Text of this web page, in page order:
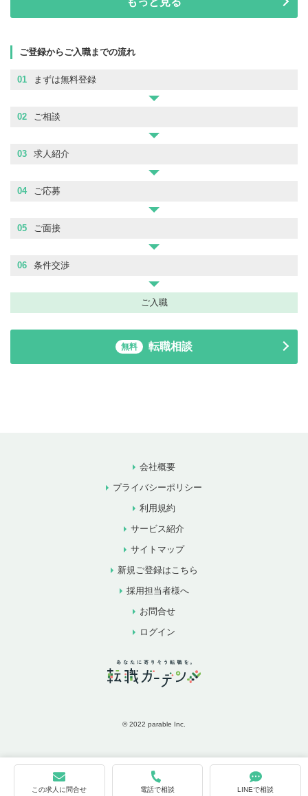
ご登録からご入職までの流れ
01 まずは無料登録
02 ご相談
03 求人紹介
04 ご応募
05 ご面接
06 条件交渉
ご入職
無料 転職相談
この求人に問合せ 電話で相談 LINEで相談
会社概要
プライバシーポリシー
利用規約
サービス紹介
サイトマップ
新規ご登録はこちら
採用担当者様へ
お問合せ
ログイン
© 2022 parable Inc.